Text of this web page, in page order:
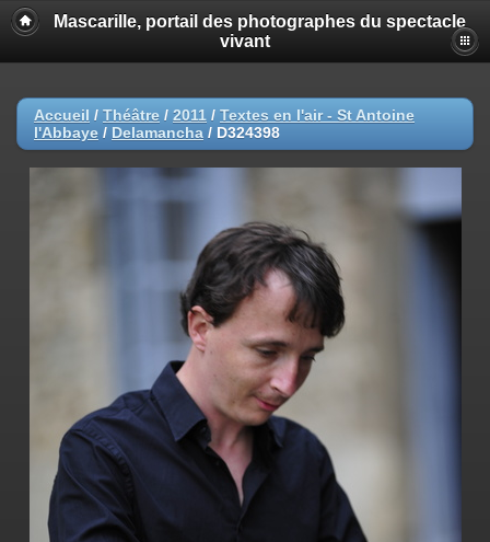
Mascarille, portail des photographes du spectacle
vivant
Accueil / Théâtre / 2011 / Textes en l'air - St Antoine
l'Abbaye / Delamancha / D324398